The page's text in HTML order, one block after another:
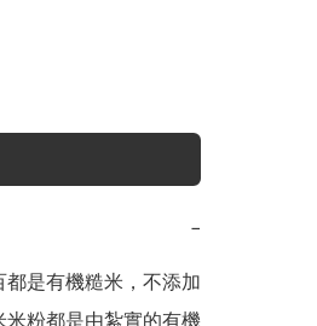
−
是有機糙米，不添加
粉都是由紮實的有機